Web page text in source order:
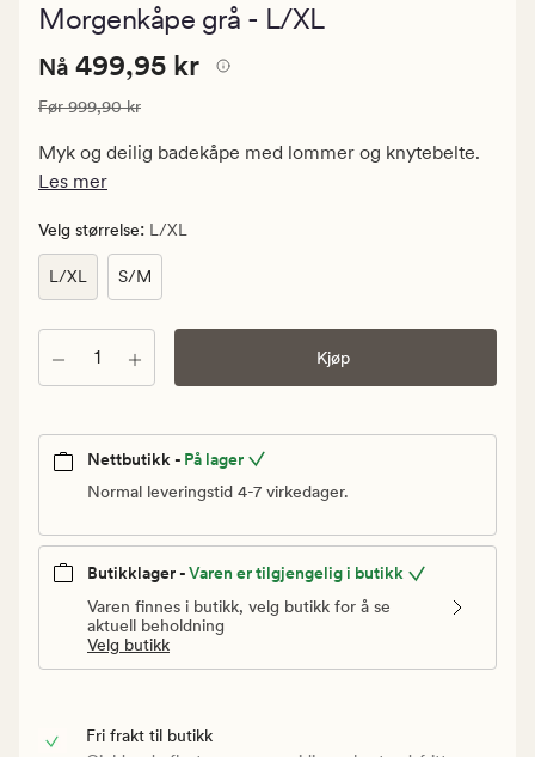
Morgenkåpe grå - L/XL
Nåværende
499,95
kr.
Vanlig
999,90
kr
Nåværende pris
Nå 499,95 kr
Vanlig pris 999,90 kr
Før999,90 kr
Myk og deilig badekåpe med lommer og knytebelte.
Les mer
Velg størrelse: L/XL
L/XL S/M
Antall Kjøp
Nettbutikk - På lager
Normal leveringstid 4-7 virkedager.
Butikklager -Varen er tilgjengelig i butikk
Varen finnes i butikk, velg butikk for å se
aktuell beholdning
Velg butikk
Fri frakt til butikk